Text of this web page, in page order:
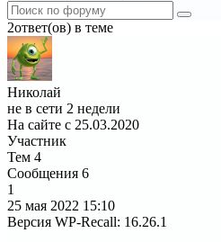
2ответ(ов) в теме
Николай
не в сети 2 недели
На сайте с 25.03.2020
Участник
Тем 4
Сообщения 6
1
25 мая 2022 15:10
Версия WP-Recall: 16.26.1